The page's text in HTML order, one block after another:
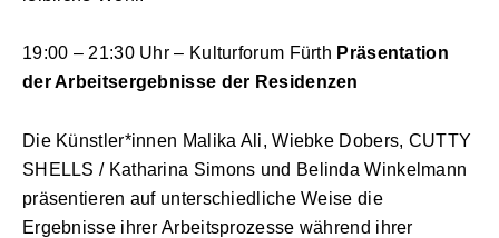
19:00 – 21:30 Uhr – Kulturforum Fürth Präsentation
der Arbeitsergebnisse der Residenzen
Die Künstler*innen Malika Ali, Wiebke Dobers, CUTTY
SHELLS / Katharina Simons und Belinda Winkelmann
präsentieren auf unterschiedliche Weise die
Ergebnisse ihrer Arbeitsprozesse während ihrer